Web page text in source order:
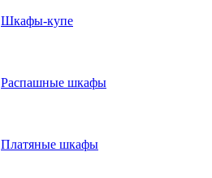
Шкафы-купе
Распашные шкафы
Платяные шкафы